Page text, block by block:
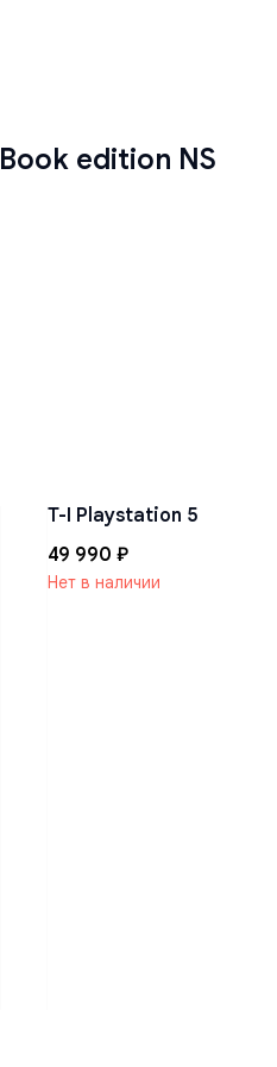
edition NS
T-I Playstation 5
49 990 ₽
Нет в наличии